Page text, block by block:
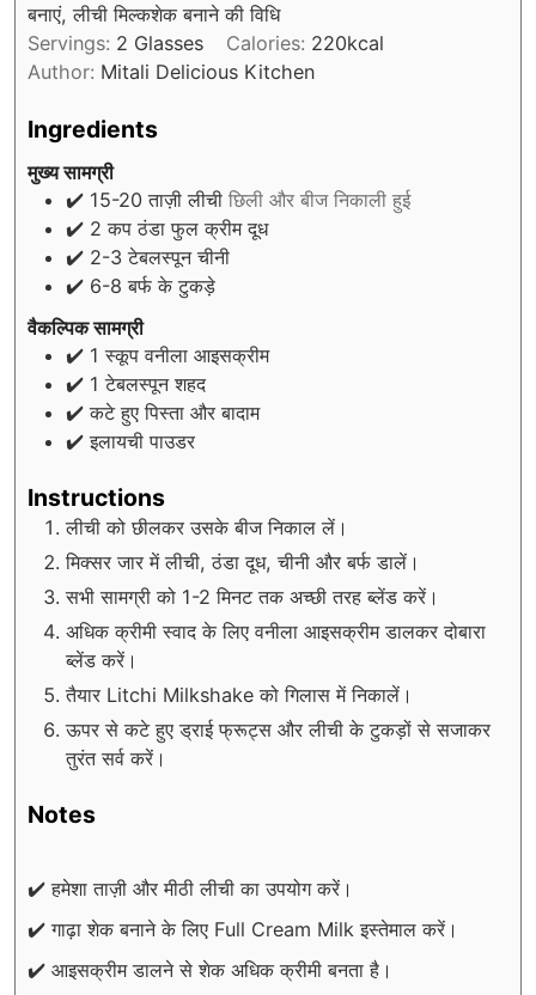
बनाएं, लीची मिल्कशेक बनाने की विधि
Servings: 2 Glasses Calories: 220kcal
Author: Mitali Delicious Kitchen
Ingredients
मुख्य सामग्री
✔️ 15-20 ताज़ी लीची छिली और बीज निकाली हुई
✔️ 2 कप ठंडा फुल क्रीम दूध
✔️ 2-3 टेबलस्पून चीनी
✔️ 6-8 बर्फ के टुकड़े
वैकल्पिक सामग्री
✔️ 1 स्कूप वनीला आइसक्रीम
✔️ 1 टेबलस्पून शहद
✔️ कटे हुए पिस्ता और बादाम
✔️ इलायची पाउडर
Instructions
लीची को छीलकर उसके बीज निकाल लें।
मिक्सर जार में लीची, ठंडा दूध, चीनी और बर्फ डालें।
सभी सामग्री को 1-2 मिनट तक अच्छी तरह ब्लेंड करें।
अधिक क्रीमी स्वाद के लिए वनीला आइसक्रीम डालकर दोबारा
ब्लेंड करें।
तैयार Litchi Milkshake को गिलास में निकालें।
ऊपर से कटे हुए ड्राई फ्रूट्स और लीची के टुकड़ों से सजाकर
तुरंत सर्व करें।
Notes
✔️ हमेशा ताज़ी और मीठी लीची का उपयोग करें।
✔️ गाढ़ा शेक बनाने के लिए Full Cream Milk इस्तेमाल करें।
✔️ आइसक्रीम डालने से शेक अधिक क्रीमी बनता है।